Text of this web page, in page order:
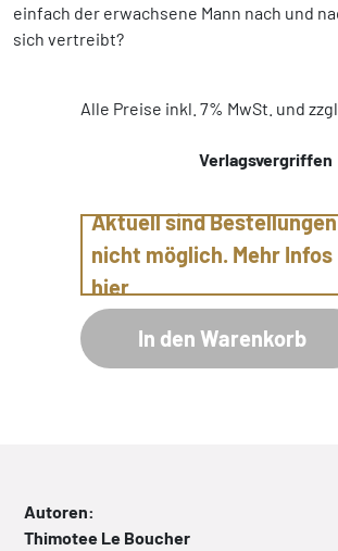
einfach der erwachsene Mann nach und
sich vertreibt?
Alle Preise inkl. 7% MwSt. und
Verlagsvergriffen
Aktuell sind Bestellungen
nicht möglich. Mehr Infos
hier
In den Warenkorb
Autoren:
Thimotee Le Boucher